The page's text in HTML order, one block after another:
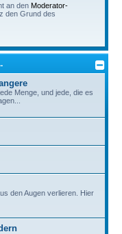
an den Moderator-
den Grund des
Menge, und jede, die es
den Augen verlieren. Hier